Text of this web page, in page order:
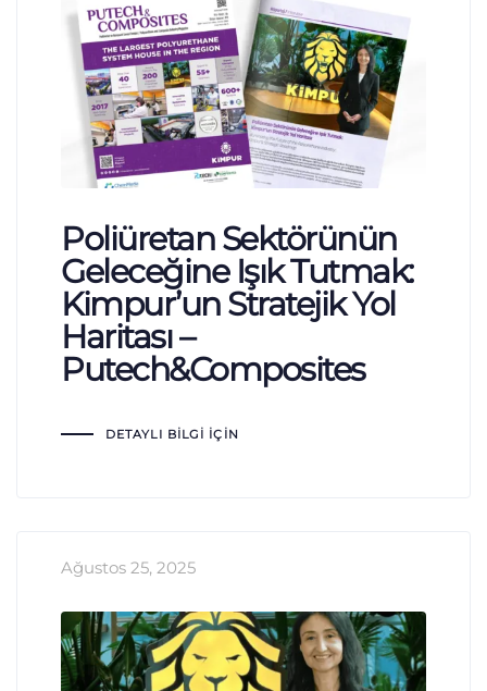
Poliüretan Sektörünün
Geleceğine Işık Tutmak:
Kimpur’un Stratejik Yol
Haritası –
Putech&Composites
DETAYLI BILGI İÇIN
Ağustos 25, 2025